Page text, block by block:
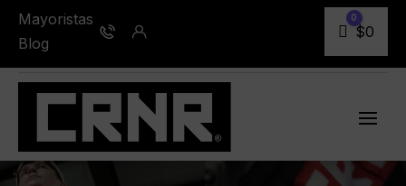
Mayoristas
Blog
Carro
0
$0